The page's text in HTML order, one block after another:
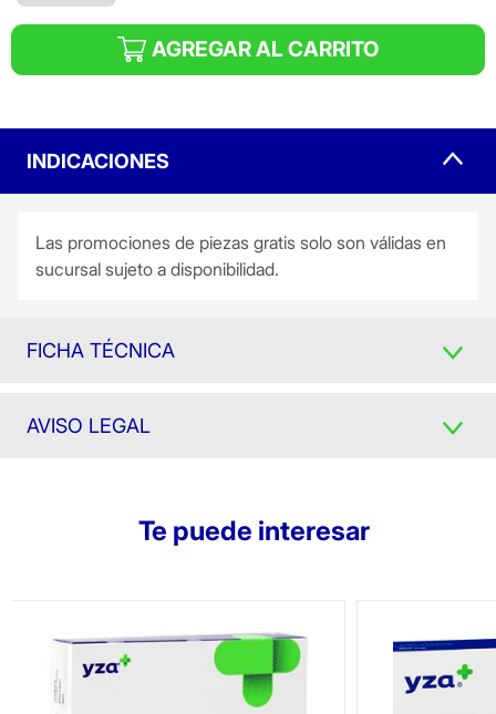
AGREGAR AL CARRITO
INDICACIONES
Las promociones de piezas gratis solo son válidas en
sucursal sujeto a disponibilidad.
FICHA TÉCNICA
AVISO LEGAL
Te puede interesar